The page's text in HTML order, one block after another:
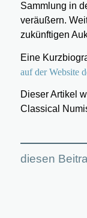
Sammlung in
veräußern.
zukünftigen
Eine
auf der Website
Dieser Artikel
Classical